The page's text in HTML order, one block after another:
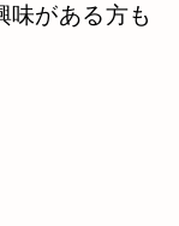
味がある方も